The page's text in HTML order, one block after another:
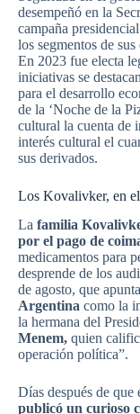
desempeñó en la
campaña
los segmentos de
En 2023 fue electa
iniciativas se
para el desarrollo
de la ‘Noche de la
cultural la cuenta de
interés cultural el
sus derivados.
Los Kovalivker, en
La familia
por el pago de
medicamentos para
desprende de los
de agosto, que
Argentina como la
la hermana del
Menem, quien
operación política”.
Días después de que
publicó un curioso